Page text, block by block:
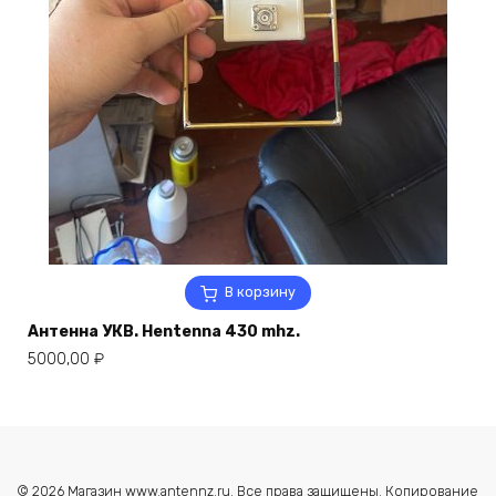
В корзину
Антенна УКВ. Hentenna 430 mhz.
5000,00 ₽
© 2026 Магазин www.antennz.ru. Все права защищены. Копирование